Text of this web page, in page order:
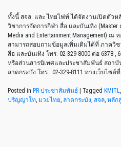
ทั้งนี้ สจล. และ ไทยไฟท์ ได้จัดงานเปิดตัว
วิชาการจัดการกีฬา สื่อ และบันเทิง (Master
Media and Entertainment Management)
สามารถสอบถามข้อมูลเพิ่มเติมได้ที่ ภาควิ
สื่อ และบันเทิง โทร. 02-329-8000 ต่อ 6378 ,
หรือส่วนสารนิเทศและประชาสัมพันธ์ สถา
ลาดกระบัง โทร. 02-329-8111 ทางเว็บไซต์ที่
Posted in PR-ประชาสัมพันธ์ | Tagged KMITL
ปริญญาโท มวยไทย ลาดกระบัง สจล หลัก